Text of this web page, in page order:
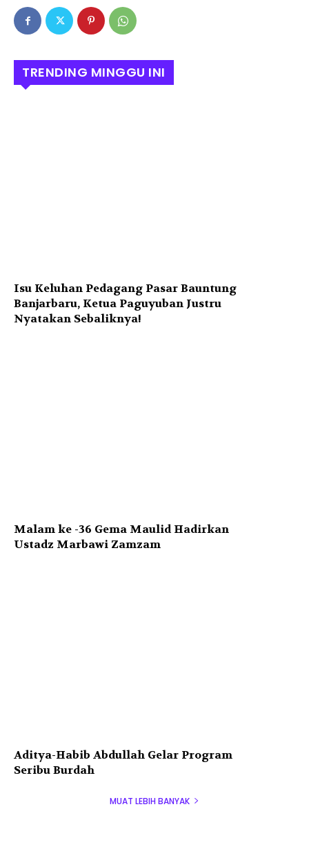
TRENDING MINGGU INI
Isu Keluhan Pedagang Pasar Bauntung
Banjarbaru, Ketua Paguyuban Justru
Nyatakan Sebaliknya!
Malam ke -36 Gema Maulid Hadirkan
Ustadz Marbawi Zamzam
Aditya-Habib Abdullah Gelar Program
Seribu Burdah
MUAT LEBIH BANYAK